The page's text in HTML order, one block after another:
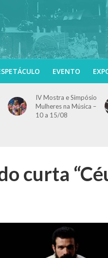
EVENTO
IV Mostra e Simpósio
Mulheres na Música –
10 a 15/08
curta